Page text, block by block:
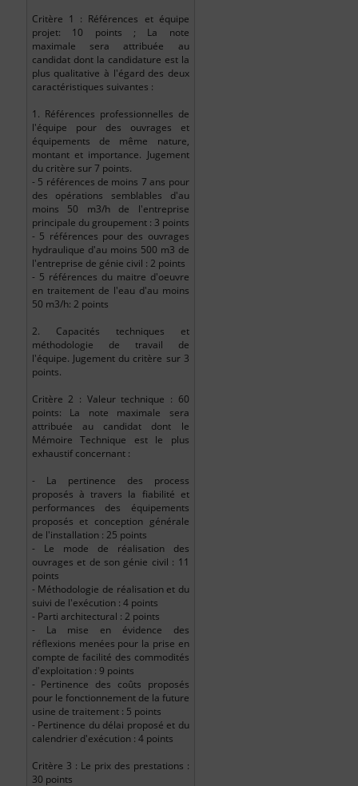
Critère 1 : Références et équipe
projet: 10 points ; La note
maximale sera attribuée au
candidat dont la candidature est la
plus qualitative à l'égard des deux
caractéristiques suivantes :
1. Références professionnelles de
l'équipe pour des ouvrages et
équipements de même nature,
montant et importance. Jugement
du critère sur 7 points.
- 5 références de moins 7 ans pour
des opérations semblables d'au
moins 50 m3/h de l'entreprise
principale du groupement : 3 points
- 5 références pour des ouvrages
hydraulique d'au moins 500 m3 de
l'entreprise de génie civil : 2 points
- 5 références du maitre d'oeuvre
en traitement de l'eau d'au moins
50 m3/h: 2 points
2. Capacités techniques et
méthodologie de travail de
l'équipe. Jugement du critère sur 3
points.
Critère 2 : Valeur technique : 60
points: La note maximale sera
attribuée au candidat dont le
Mémoire Technique est le plus
exhaustif concernant :
- La pertinence des process
proposés à travers la fiabilité et
performances des équipements
proposés et conception générale
de l'installation : 25 points
- Le mode de réalisation des
ouvrages et de son génie civil : 11
points
- Méthodologie de réalisation et du
suivi de l'exécution : 4 points
- Parti architectural : 2 points
- La mise en évidence des
réflexions menées pour la prise en
compte de facilité des commodités
d'exploitation : 9 points
- Pertinence des coûts proposés
pour le fonctionnement de la future
usine de traitement : 5 points
- Pertinence du délai proposé et du
calendrier d'exécution : 4 points
Critère 3 : Le prix des prestations :
30 points